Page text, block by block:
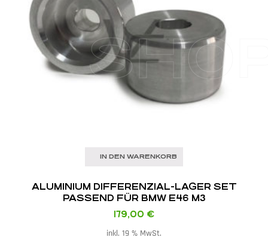
IN DEN WARENKORB
ALUMINIUM DIFFERENZIAL-LAGER SET
PASSEND FÜR BMW E46 M3
179,00 €
inkl. 19 % MwSt.